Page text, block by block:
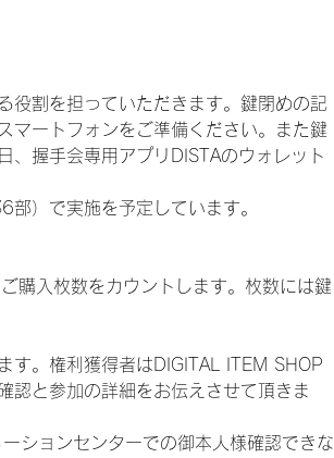
役割を担っていただきます。鍵閉めの記
マートフォンをご準備ください。また鍵
、握手会専用アプリDISTAのウォレット
）で実施を予定しています。
購入枚数をカウントします。枚数には鍵
す。権利獲得者はDIGITAL ITEM SHOP
認と参加の詳細をお伝えさせて頂きま
ションセンターでの御本人様確認できな